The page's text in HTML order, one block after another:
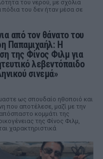
του νερού, με σχόλια
του δεν ήταν μέσα σε
από τον θάνατο του
Παπαμιχαήλ: Η
της Φίνος Φιλμ για
λεβεντόπαιδο
σινεμά»
ως σπουδαίο ηθοποιό και
που αποτέλεσε, μαζί με την
κομμάτι της
της Φίνος Φιλμ,
χαρακτηριστικά